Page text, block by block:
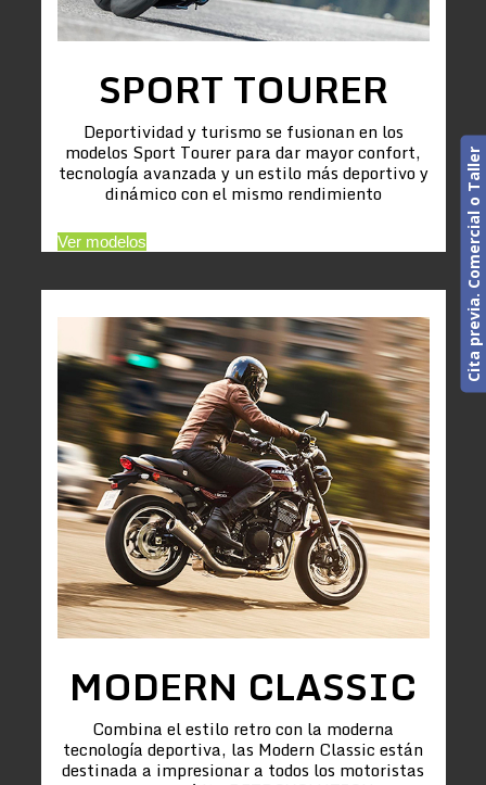
SPORT TOURER
Deportividad y turismo se fusionan en los
modelos Sport Tourer para dar mayor confort,
tecnología avanzada y un estilo más deportivo y
dinámico con el mismo rendimiento
Ver modelos
MODERN CLASSIC
Combina el estilo retro con la moderna
tecnología deportiva, las Modern Classic están
destinada a impresionar a todos los motoristas
Cita previa. Comercial o Taller